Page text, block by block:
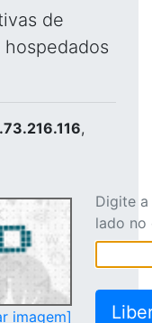
de
,
imagem]
Digite
lado no